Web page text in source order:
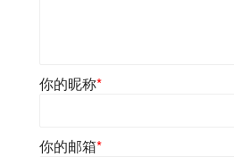
你的昵称*
你的邮箱*